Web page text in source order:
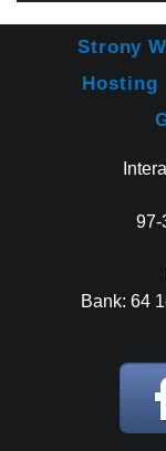
Strony
Hosting
97-
Bank: 64